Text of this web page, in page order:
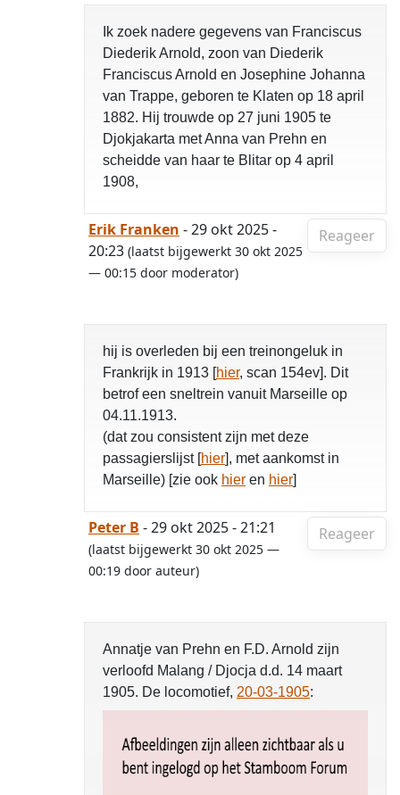
Ik zoek nadere gegevens van Franciscus
Diederik Arnold, zoon van Diederik
Franciscus Arnold en Josephine Johanna
van Trappe, geboren te Klaten op 18 april
1882. Hij trouwde op 27 juni 1905 te
Djokjakarta met Anna van Prehn en
scheidde van haar te Blitar op 4 april
1908,
Reageer
Erik Franken - 29 okt 2025 -
20:23 (laatst bijgewerkt 30 okt 2025
— 00:15 door moderator)
hij is overleden bij een treinongeluk in
Frankrijk in 1913 [hier, scan 154ev]. Dit
betrof een sneltrein vanuit Marseille op
04.11.1913.
(dat zou consistent zijn met deze
passagierslijst [hier], met aankomst in
Marseille) [zie ook hier en hier]
Reageer
Peter B - 29 okt 2025 - 21:21
(laatst bijgewerkt 30 okt 2025 —
00:19 door auteur)
Annatje van Prehn en F.D. Arnold zijn
verloofd Malang / Djocja d.d. 14 maart
1905. De locomotief, 20-03-1905: